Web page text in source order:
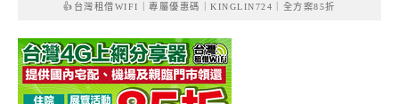
👍台灣租借WIFI｜專屬優惠碼｜KINGLIN724｜全方案85折